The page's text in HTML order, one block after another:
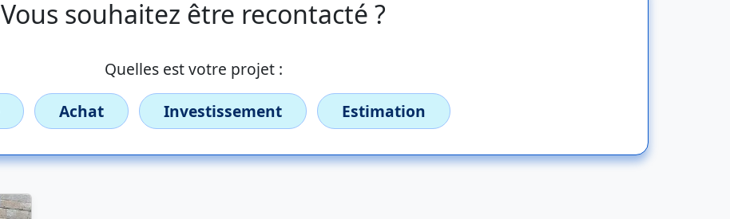
Vous souhaitez être recontacté ?
Quelles est votre projet :
Achat Investissement Estimation